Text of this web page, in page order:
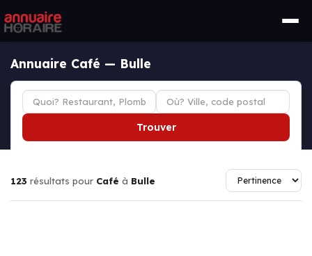
Annuaire Café — Bulle
Trouver
123 résultats pour Café à Bulle